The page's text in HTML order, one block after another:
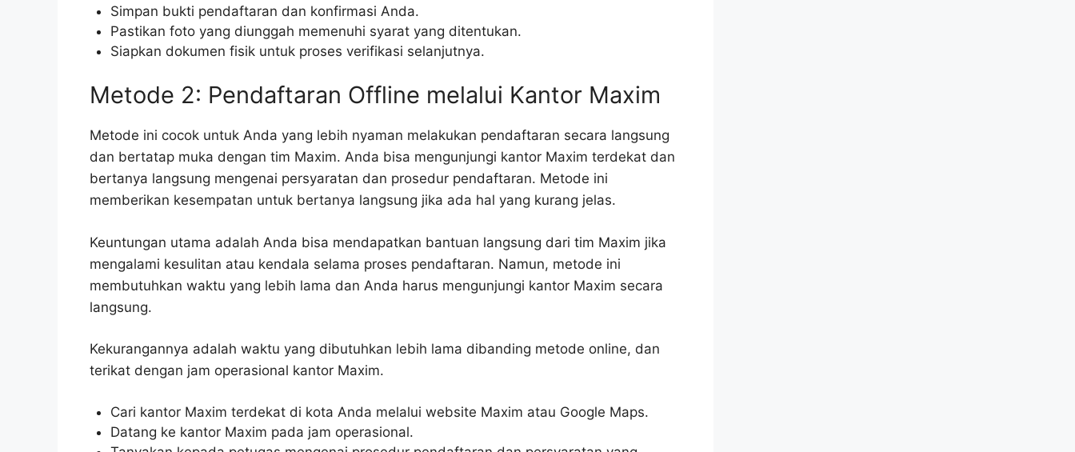
Simpan bukti pendaftaran dan konfirmasi Anda.
Pastikan foto yang diunggah memenuhi syarat yang ditentukan.
Siapkan dokumen fisik untuk proses verifikasi selanjutnya.
Metode 2: Pendaftaran Offline melalui Kantor Maxim
Metode ini cocok untuk Anda yang lebih nyaman melakukan pendaftaran secara langsung
dan bertatap muka dengan tim Maxim. Anda bisa mengunjungi kantor Maxim terdekat dan
bertanya langsung mengenai persyaratan dan prosedur pendaftaran. Metode ini
memberikan kesempatan untuk bertanya langsung jika ada hal yang kurang jelas.
Keuntungan utama adalah Anda bisa mendapatkan bantuan langsung dari tim Maxim jika
mengalami kesulitan atau kendala selama proses pendaftaran. Namun, metode ini
membutuhkan waktu yang lebih lama dan Anda harus mengunjungi kantor Maxim secara
langsung.
Kekurangannya adalah waktu yang dibutuhkan lebih lama dibanding metode online, dan
terikat dengan jam operasional kantor Maxim.
Cari kantor Maxim terdekat di kota Anda melalui website Maxim atau Google Maps.
Datang ke kantor Maxim pada jam operasional.